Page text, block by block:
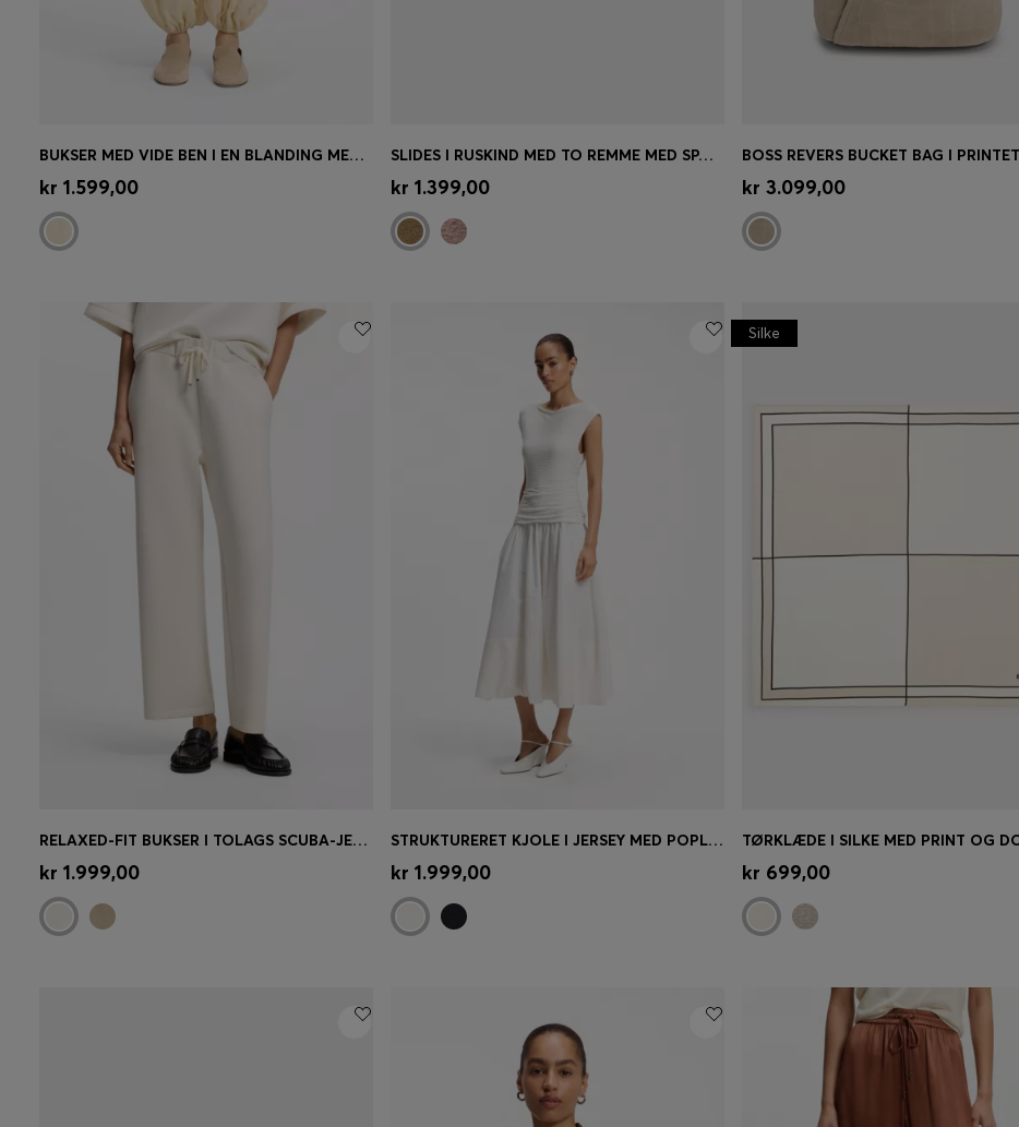
Hurtigkøb
BUKSER MED VIDE BEN I EN BLANDING MED MODAL
kr 1.599,00 Hurtigkøb
SLIDES I RUSKIND MED TO REMME MED SPÆNDE
kr 1.399,00 Hurtigkøb
kr 3.099,00
Hurtigkøb
RELAXED-FIT BUKSER I TOLAGS SCUBA-JERSEY
kr 1.999,00 Hurtigkøb
STRUKTURERET KJOLE I JERSEY MED POPLIN-SKØRT
kr 1.999,00 Hurtigkøb
Silke
kr 699,00